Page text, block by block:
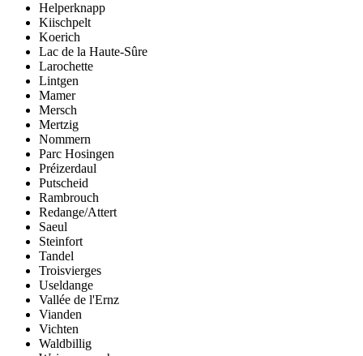
Helperknapp
Kiischpelt
Koerich
Lac de la Haute-Sûre
Larochette
Lintgen
Mamer
Mersch
Mertzig
Nommern
Parc Hosingen
Préizerdaul
Putscheid
Rambrouch
Redange/Attert
Saeul
Steinfort
Tandel
Troisvierges
Useldange
Vallée de l'Ernz
Vianden
Vichten
Waldbillig